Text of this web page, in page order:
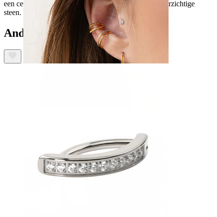
een centrale gele steen. De bovenste bal heeft een doorzichtige
steen.
Anderen kochten ook